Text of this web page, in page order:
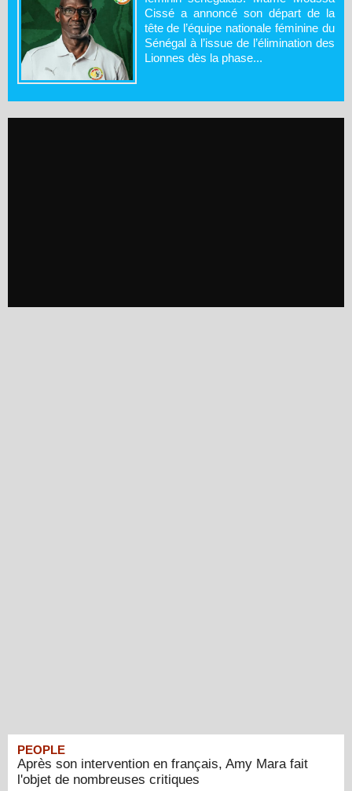
Cissé a annoncé son départ de la
tête de l’équipe nationale féminine du
Sénégal à l’issue de l’élimination des
Lionnes dès la phase...
PEOPLE
Après son intervention en français, Amy Mara fait
l'objet de nombreuses critiques